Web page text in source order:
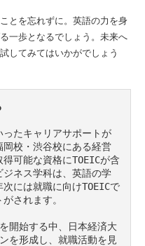
とを忘れずに。英語の力を身
一歩となるでしょう。未来へ
してみてはいかがでしょう
たキャリアサポートが
校・渋谷校にある経営
可能な資格にTOEICが含
ジネス学科は、英語の学
には就職に向けTOEICで
されます。
開始する中、日本経済大
を形成し、就職活動を見